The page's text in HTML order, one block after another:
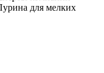
для мелких